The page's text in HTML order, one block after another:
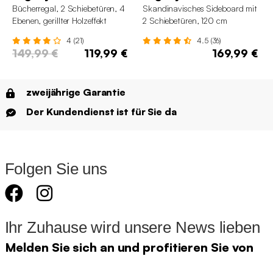
Bücherregal, 2 Schiebetüren, 4
Ebenen, gerillter Holzeffekt
4 (21)
149,99 € 119,99 €
Skandinavisches Sideboard mit
2 Schiebetüren, 120 cm
4.5 (36)
169,99 €
zweijährige Garantie
Der Kundendienst ist für Sie da
Folgen Sie uns
Ihr Zuhause wird unsere News lieben
Melden Sie sich an und profitieren Sie von